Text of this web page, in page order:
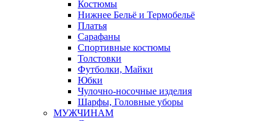
Костюмы
Нижнее Бельё и Термобельё
Платья
Сарафаны
Спортивные костюмы
Толстовки
Футболки, Майки
Юбки
Чулочно-носочные изделия
Шарфы, Головные уборы
МУЖЧИНАМ